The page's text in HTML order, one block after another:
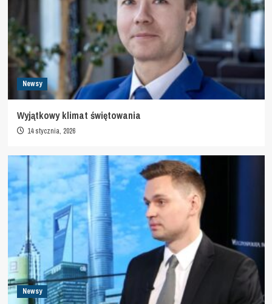
Newsy
Wyjątkowy klimat świętowania
14 stycznia, 2026
Newsy